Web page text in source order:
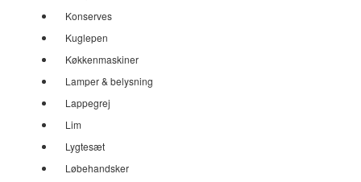
Konserves
Kuglepen
Køkkenmaskiner
Lamper & belysning
Lappegrej
Lim
Lygtesæt
Løbehandsker